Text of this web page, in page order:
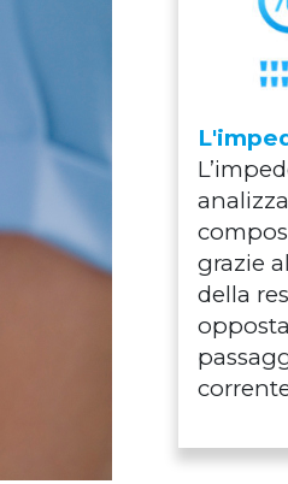
grazie
della